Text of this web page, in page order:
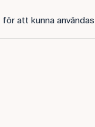
att kunna